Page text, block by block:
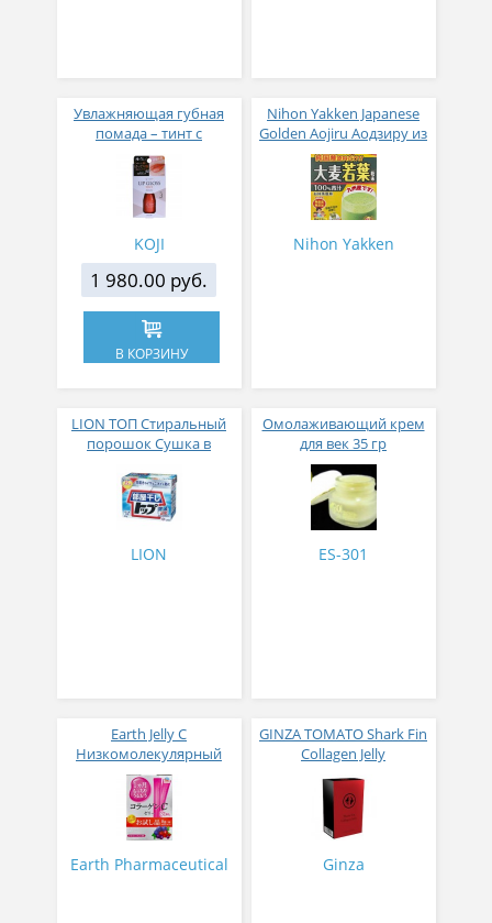
Увлажняющая губная
помада – тинт с
аппликатором KOJI,
Красно-оранжевый
KOJI
1 980.00 руб.
В КОРЗИНУ
Nihon Yakken Japanese
Golden Aojiru Аодзиру из
листьев молодого
ячменя
Nihon Yakken
LION ТОП Стиральный
порошок Сушка в
гр
LION
Омолаживающий крем
для век 35 гр
ES-301
Earth Jelly C
Низкомолекулярный
рыбный коллаген с
витамином С и 5
активных компонентов
с ягодным вкусом 8 гр
Earth Pharmaceutical
GINZA TOMATO Shark Fin
Collagen Jelly
Коллагеновое желе из
плавников голубой
акулы со вкусом манго
№ 14
Ginza